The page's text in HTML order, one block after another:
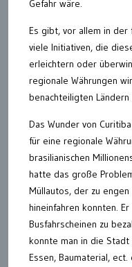
Gefahr wäre.
Es gibt, vor allem in der
viele Initiativen, die
erleichtern oder
regionale Währungen
benachteiligten
Das Wunder von
für eine regionale
brasilianischen
hatte das große
Müllautos, der zu
hineinfahren konnten.
Busfahrscheinen zu
konnte man in die Stadt
Essen, Baumaterial,